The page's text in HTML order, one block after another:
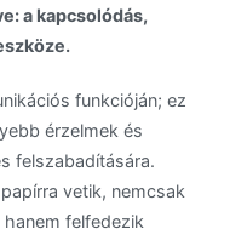
a kapcsolódás,
funkcióján; ez
érzelmek és
felszabadítására.
vetik, nemcsak
felfedezik